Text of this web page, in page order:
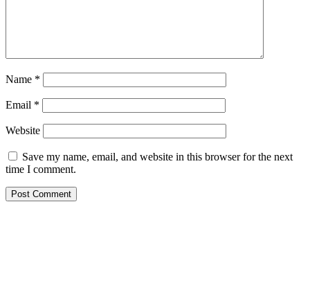
Name *
Email *
Website
Save my name, email, and website in this browser for the next
time I comment.